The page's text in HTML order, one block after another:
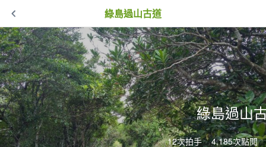
綠島過山古道
綠島過山
12次拍手 4,185次點閱